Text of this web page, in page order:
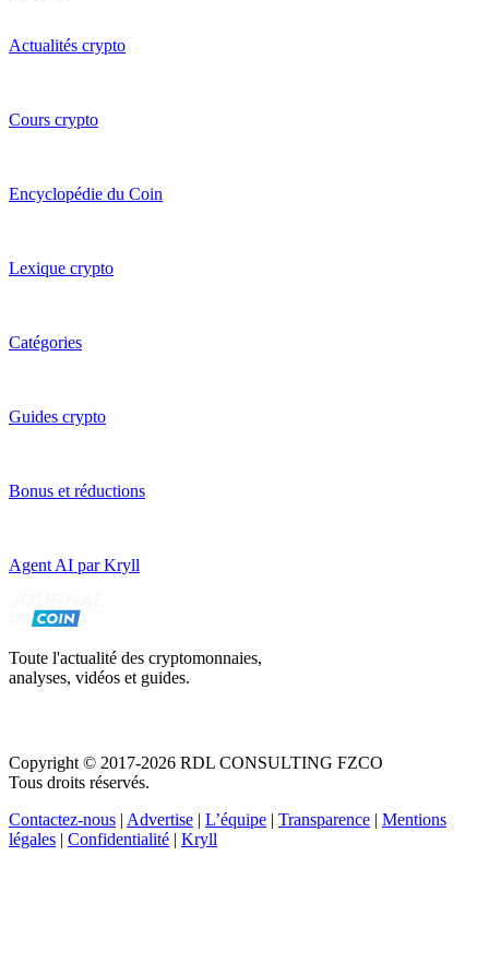
Actualités crypto
Cours crypto
Encyclopédie du Coin
Lexique crypto
Catégories
Guides crypto
Bonus et réductions
Agent AI par Kryll
Toute l'actualité des cryptomonnaies,
analyses, vidéos et guides.
Copyright © 2017-2026 RDL CONSULTING FZCO
Tous droits réservés.
Contactez-nous | Advertise | L’équipe | Transparence | Mentions
légales | Confidentialité | Kryll